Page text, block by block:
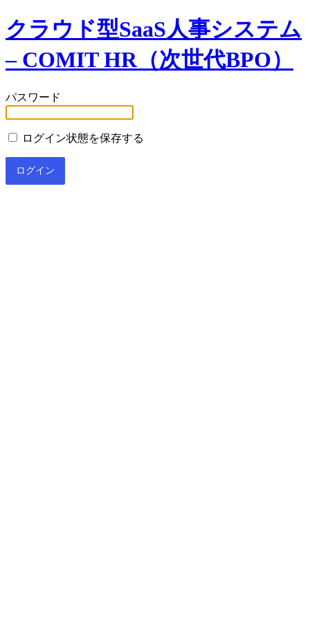
クラウド型SaaS人事システム
– COMIT HR（次世代BPO）
パスワード
ログイン状態を保存する